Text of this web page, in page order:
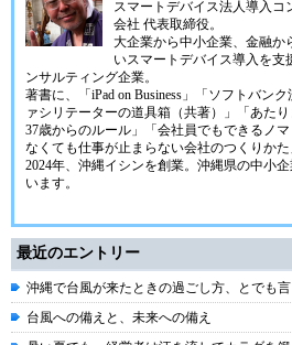
スマートデバイス法人導入コ
会社 代表取締役。
大企業から中小企業、金融か
いスマートデバイス導入を支
ンサルティング企業。
著書に、「iPad on Business」「ソフトバン
ァシリテーターの道具箱（共著）」「あた
37歳からのルール」「会社員でもできるノ
なくても仕事が止まらない会社のつくりかた
2024年、 沖縄イシンを創業。沖縄県の中小
います。
最近のエントリー
沖縄で台風が来たときの過ごし方、とでも
台風への備えと、未来への備え